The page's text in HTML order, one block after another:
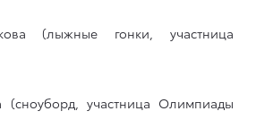
(лыжные гонки, участница
(сноуборд, участница Олимпиады